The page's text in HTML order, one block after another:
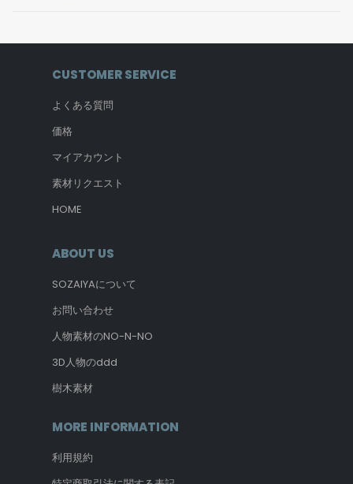
CUSTOMER SERVICE
よくある質問
価格
マイアカウント
素材リクエスト
HOME
ABOUT US
SOZAIYAについて
お問い合わせ
人物素材のNO-N-NO
3D人物のddd
樹木素材
MORE INFORMATION
利用規約